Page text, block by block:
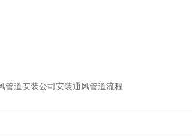
管道安装公司安装通风管道流程